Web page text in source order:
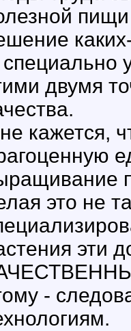
пищи
двумя
кажется,
это не
эти
-